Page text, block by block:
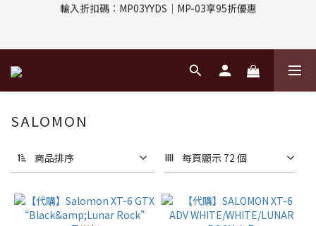
評價回饋｜訂單完成後7天內填寫5字以上評價，即可獲得$30購物
指定付款方式｜即享2%回饋(信用卡、APPLE PAY、LINE PAY)
評價回饋｜訂單完成後7天內填寫5字以上評價，即可獲得$30購物
SALOMON
商品排序 每頁顯示 72 個